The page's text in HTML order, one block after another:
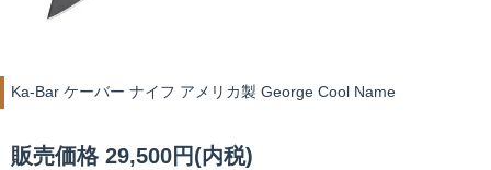
Ka-Bar ケーバー ナイフ アメリカ製 George Cool Name
販売価格 29,500円(内税)